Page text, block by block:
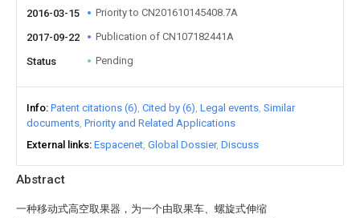
Abstract
一种移动式高空取果器，为一个由取果车、螺旋式伸缩
2016-03-15 Priority to CN201610145408.7A
2017-09-22 Publication of CN107182441A
Status Pending
Info Patent citations (6) Cited by (6) Legal events Similar
documents Priority and Related Applications
External links Espacenet Global Dossier Discuss